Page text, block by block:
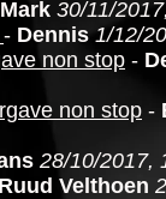
Mark 30/11/
- Dennis 1/12/
non stop -
non stop -
28/10/2017,
Ruud Velthoen